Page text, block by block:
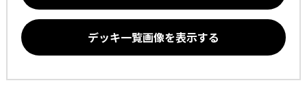
デッキ一覧画像を表示する